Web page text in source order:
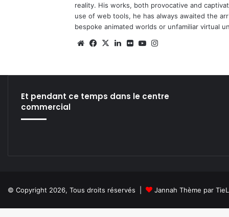
reality. His works, both provocative and
use of web tools, he has always awaited the
bespoke animated worlds or unfamiliar virtual
We Fa
X
Lin Fli Yo
Et pendant ce temps dans le centre
commercial
© Copyright 2026, Tous droits réservés | Jannah Thème par